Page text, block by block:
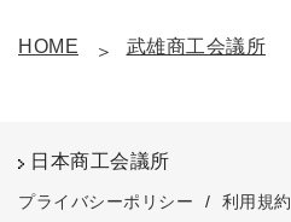
HOME 武雄商工会議所
日本商工会議所
プライバシーポリシー / 利用規約